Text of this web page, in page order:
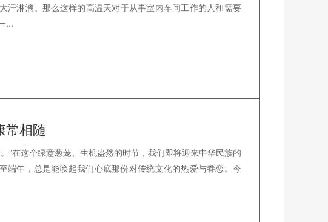
汗淋漓。那么这样的高温天对于从事室内车间工作的人和需要
...
常相随
”在这个绿意葱茏、生机盎然的时节，我们即将迎来中华民族的
午，总是能唤起我们心底那份对传统文化的热爱与眷恋。今